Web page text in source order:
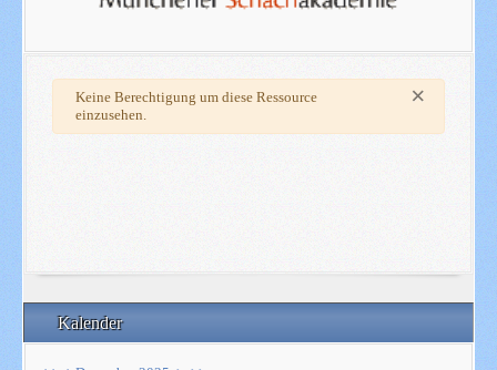
Kalender
×
Warnung
Keine Berechtigung um diese Ressource
einzusehen.